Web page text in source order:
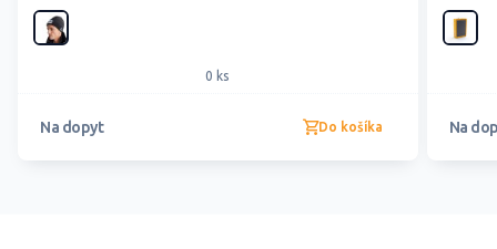
0 ks
Na dopyt Do košíka Na